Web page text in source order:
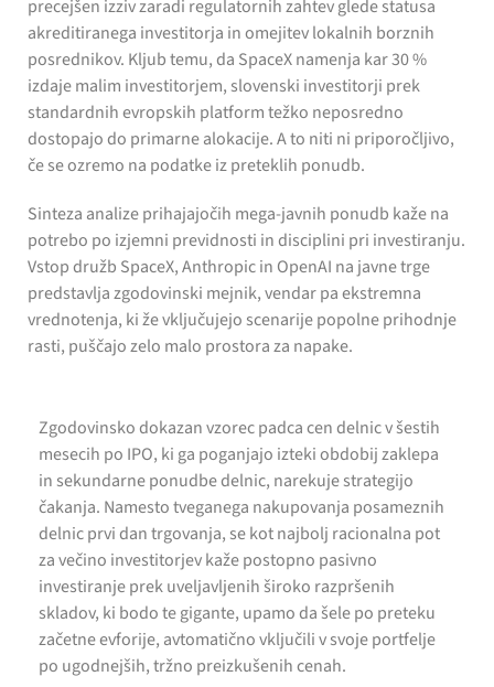
precejšen izziv zaradi regulatornih zahtev glede statusa
akreditiranega investitorja in omejitev lokalnih borznih
posrednikov. Kljub temu, da SpaceX namenja kar 30 %
izdaje malim investitorjem, slovenski investitorji prek
standardnih evropskih platform težko neposredno
dostopajo do primarne alokacije. A to niti ni priporočljivo,
če se ozremo na podatke iz preteklih ponudb.
Sinteza analize prihajajočih mega-javnih ponudb kaže na
potrebo po izjemni previdnosti in disciplini pri investiranju.
Vstop družb SpaceX, Anthropic in OpenAI na javne trge
predstavlja zgodovinski mejnik, vendar pa ekstremna
vrednotenja, ki že vključujejo scenarije popolne prihodnje
rasti, puščajo zelo malo prostora za napake.
Zgodovinsko dokazan vzorec padca cen delnic v šestih
mesecih po IPO, ki ga poganjajo izteki obdobij zaklepa
in sekundarne ponudbe delnic, narekuje strategijo
čakanja. Namesto tveganega nakupovanja posameznih
delnic prvi dan trgovanja, se kot najbolj racionalna pot
za večino investitorjev kaže postopno pasivno
investiranje prek uveljavljenih široko razpršenih
skladov, ki bodo te gigante, upamo da šele po preteku
začetne evforije, avtomatično vključili v svoje portfelje
po ugodnejših, tržno preizkušenih cenah.